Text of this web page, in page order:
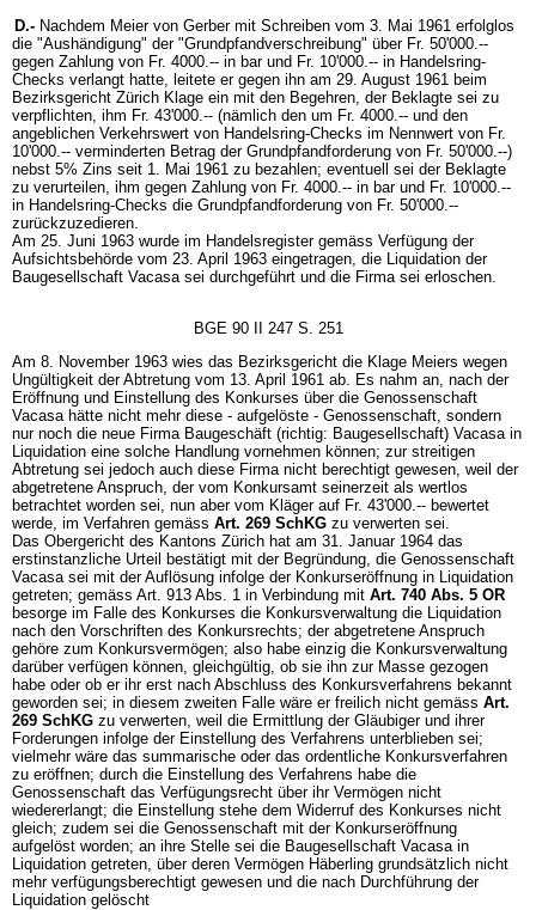
D.- Nachdem Meier von Gerber mit Schreiben vom 3. Mai 1961 erfolglos
die "Aushändigung" der "Grundpfandverschreibung" über Fr. 50'000.--
gegen Zahlung von Fr. 4000.-- in bar und Fr. 10'000.-- in Handelsring-
Checks verlangt hatte, leitete er gegen ihn am 29. August 1961 beim
Bezirksgericht Zürich Klage ein mit den Begehren, der Beklagte sei zu
verpflichten, ihm Fr. 43'000.-- (nämlich den um Fr. 4000.-- und den
angeblichen Verkehrswert von Handelsring-Checks im Nennwert von Fr.
10'000.-- verminderten Betrag der Grundpfandforderung von Fr. 50'000.--)
nebst 5% Zins seit 1. Mai 1961 zu bezahlen; eventuell sei der Beklagte
zu verurteilen, ihm gegen Zahlung von Fr. 4000.-- in bar und Fr. 10'000.--
in Handelsring-Checks die Grundpfandforderung von Fr. 50'000.--
zurückzuzedieren.
Am 25. Juni 1963 wurde im Handelsregister gemäss Verfügung der
Aufsichtsbehörde vom 23. April 1963 eingetragen, die Liquidation der
Baugesellschaft Vacasa sei durchgeführt und die Firma sei erloschen.
BGE 90 II 247 S. 251
Am 8. November 1963 wies das Bezirksgericht die Klage Meiers wegen
Ungültigkeit der Abtretung vom 13. April 1961 ab. Es nahm an, nach der
Eröffnung und Einstellung des Konkurses über die Genossenschaft
Vacasa hätte nicht mehr diese - aufgelöste - Genossenschaft, sondern
nur noch die neue Firma Baugeschäft (richtig: Baugesellschaft) Vacasa in
Liquidation eine solche Handlung vornehmen können; zur streitigen
Abtretung sei jedoch auch diese Firma nicht berechtigt gewesen, weil der
abgetretene Anspruch, der vom Konkursamt seinerzeit als wertlos
betrachtet worden sei, nun aber vom Kläger auf Fr. 43'000.-- bewertet
werde, im Verfahren gemäss Art. 269 SchKG zu verwerten sei.
Das Obergericht des Kantons Zürich hat am 31. Januar 1964 das
erstinstanzliche Urteil bestätigt mit der Begründung, die Genossenschaft
Vacasa sei mit der Auflösung infolge der Konkurseröffnung in Liquidation
getreten; gemäss Art. 913 Abs. 1 in Verbindung mit Art. 740 Abs. 5 OR
besorge im Falle des Konkurses die Konkursverwaltung die Liquidation
nach den Vorschriften des Konkursrechts; der abgetretene Anspruch
gehöre zum Konkursvermögen; also habe einzig die Konkursverwaltung
darüber verfügen können, gleichgültig, ob sie ihn zur Masse gezogen
habe oder ob er ihr erst nach Abschluss des Konkursverfahrens bekannt
geworden sei; in diesem zweiten Falle wäre er freilich nicht gemäss Art.
269 SchKG zu verwerten, weil die Ermittlung der Gläubiger und ihrer
Forderungen infolge der Einstellung des Verfahrens unterblieben sei;
vielmehr wäre das summarische oder das ordentliche Konkursverfahren
zu eröffnen; durch die Einstellung des Verfahrens habe die
Genossenschaft das Verfügungsrecht über ihr Vermögen nicht
wiedererlangt; die Einstellung stehe dem Widerruf des Konkurses nicht
gleich; zudem sei die Genossenschaft mit der Konkurseröffnung
aufgelöst worden; an ihre Stelle sei die Baugesellschaft Vacasa in
Liquidation getreten, über deren Vermögen Häberling grundsätzlich nicht
mehr verfügungsberechtigt gewesen und die nach Durchführung der
Liquidation gelöscht